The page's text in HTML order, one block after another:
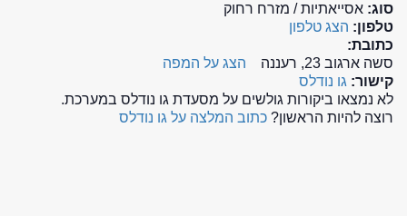
סוג: אסייאתיות / מזרח רחוק
טלפון: הצג טלפון
כתובת:
סשה ארגוב 23, רעננה
הצג על המפה
קישור: גו נודלס
לא נמצאו ביקורות גולשים על מסעדת גו נודלס במערכת.
רוצה להיות הראשון? כתוב המלצה על גו נודלס